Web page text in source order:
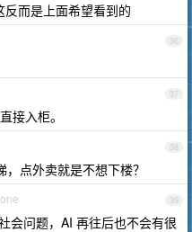
而是上面希望看到的
36
37
接入柜。
38
点外卖就是不想下楼？
39
会问题，AI 再往后也不会有很